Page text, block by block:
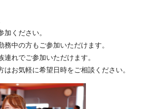
ください。
務中の方もご参加いただけます。
連れでご参加いただけます。
はお気軽に希望日時をご相談ください。